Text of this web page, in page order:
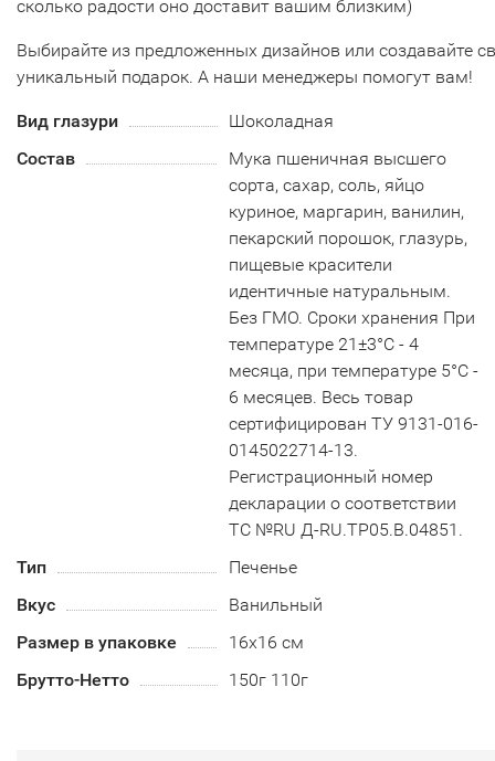
сколько радости оно доставит вашим близким)
Выбирайте из предложенных дизайнов или создавайте
уникальный подарок. А наши менеджеры помогут вам!
Вид глазури
Шоколадная
Состав
Мука пшеничная высшего
сорта, сахар, соль, яйцо
куриное, маргарин, ванилин,
пекарский порошок, глазурь,
пищевые красители
идентичные натуральным.
Без ГМО. Сроки хранения При
температуре 21±3°С - 4
месяца, при температуре 5°С -
6 месяцев. Весь товар
сертифицирован ТУ 9131-016-
0145022714-13.
Регистрационный номер
декларации о соответствии
ТС №RU Д-RU.TP05.B.04851.
Тип
Печенье
Вкус
Ванильный
Размер в упаковке
16х16 см
Брутто-Нетто
150г 110г